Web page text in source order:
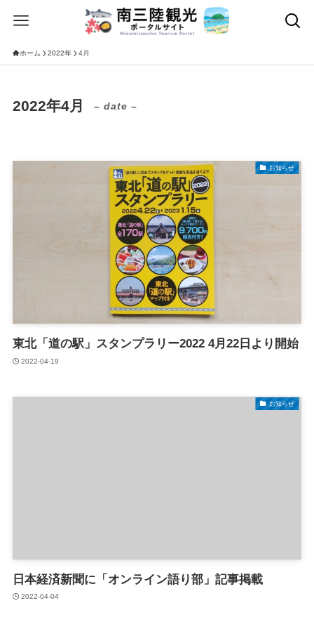
ホーム 2022年 4月
2022年4月 – date –
お知らせ
東北「道の駅」スタンプラリー2022 4月22日より開始
2022-04-19
お知らせ
日本経済新聞に「オンライン語り部」記事掲載
2022-04-04